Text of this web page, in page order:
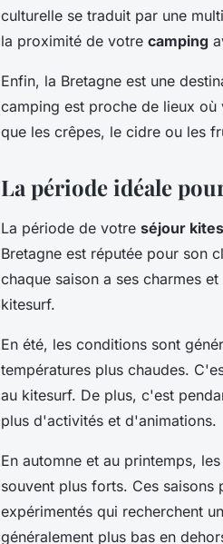
culturelle se traduit par une
la proximité de votre camping
Enfin, la Bretagne est une
camping est proche de lieux
que les crêpes, le cidre ou les
La période idéale
La période de votre séjour
Bretagne est réputée pour son
chaque saison a ses charmes
kitesurf.
En été, les conditions sont
températures plus chaudes.
au kitesurf. De plus, c'est
plus d'activités et d'animations.
En automne et au printemps,
souvent plus forts. Ces saisons
expérimentés qui recherchent
généralement plus bas en